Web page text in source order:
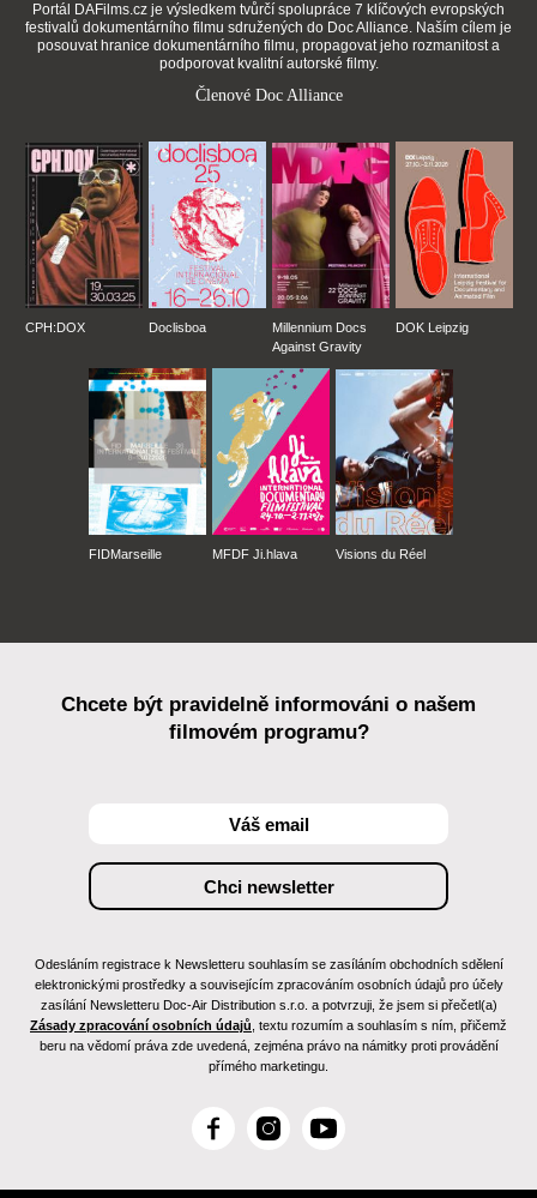
Portál DAFilms.cz je výsledkem tvůrčí spolupráce 7 klíčových evropských
festivalů dokumentárního filmu sdružených do Doc Alliance. Naším cílem je
posouvat hranice dokumentárního filmu, propagovat jeho rozmanitost a
podporovat kvalitní autorské filmy.
Členové Doc Alliance
CPH:DOX Doclisboa
Millennium Docs
Against Gravity
DOK Leipzig
FIDMarseille MFDF Ji.hlava Visions du Réel
Chcete být pravidelně informováni o našem
filmovém programu?
Odesláním registrace k Newsletteru souhlasím se zasíláním obchodních sdělení
elektronickými prostředky a souvisejícím zpracováním osobních údajů pro účely
zasílání Newsletteru Doc-Air Distribution s.r.o. a potvrzuji, že jsem si přečetl(a)
Zásady zpracování osobních údajů , textu rozumím a souhlasím s ním, přičemž
beru na vědomí práva zde uvedená, zejména právo na námitky proti provádění
přímého marketingu.
F
c
I
s
Y
u